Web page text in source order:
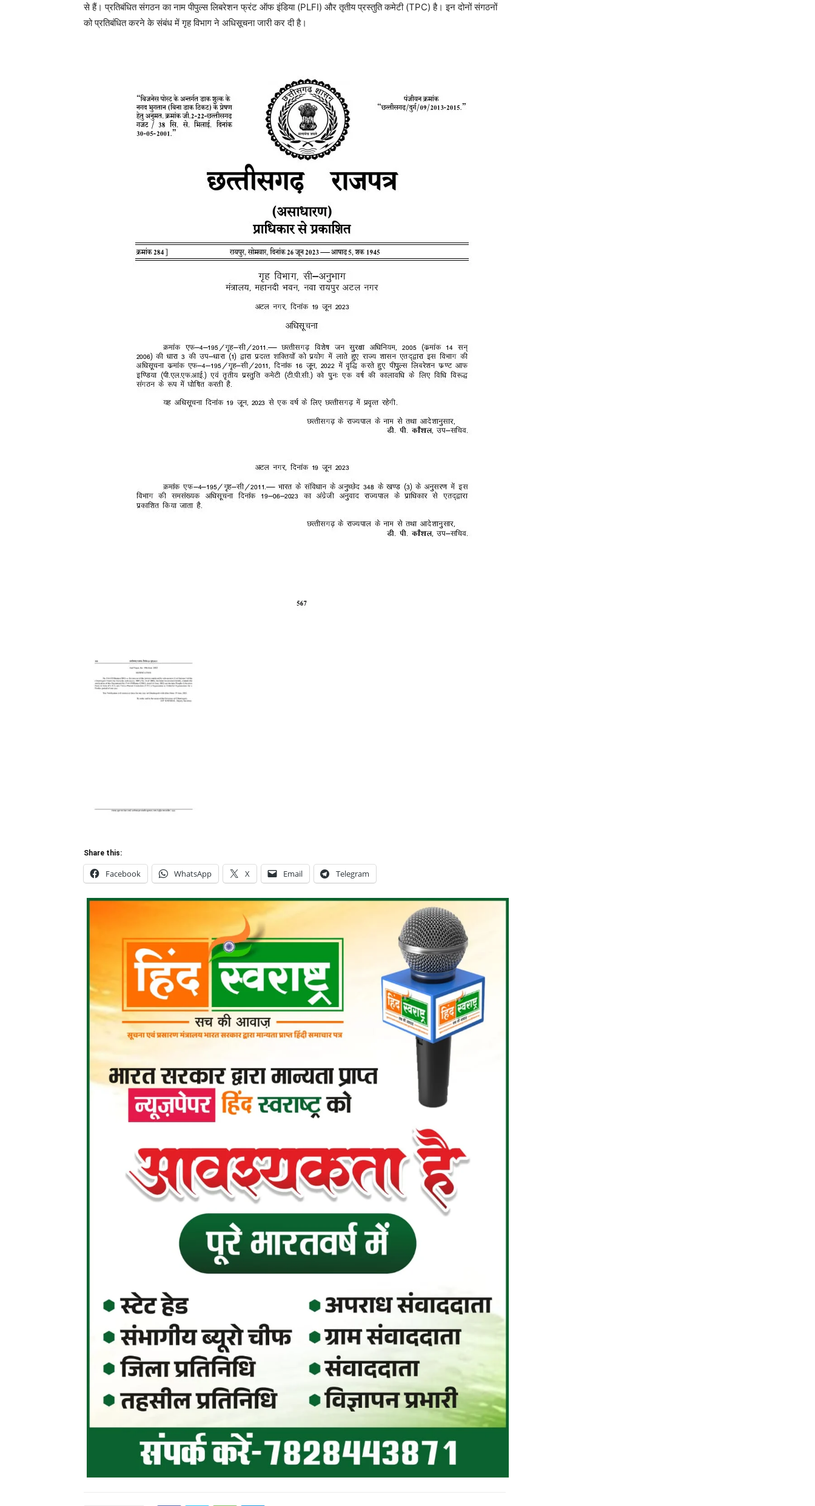
से हैं। प्रतिबंधित संगठन का नाम पीपुल्‍स लिबरेशन फ्रंट ऑफ इंडिया (PLFI) और तृतीय प्रस्‍तुति कमेटी (TPC) है। इन दोनों संगठनों
को प्रतिबंधित करने के संबंध में गृह विभाग ने अधिसूचना जारी कर दी है।
Share this:
Facebook WhatsApp X Email Telegram